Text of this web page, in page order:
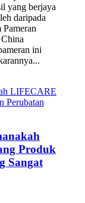
yang berjaya
daripada
ini
Produk
Sangat